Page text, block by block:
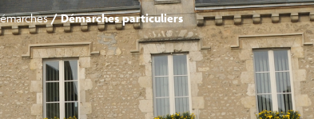
/Démarches particuliers